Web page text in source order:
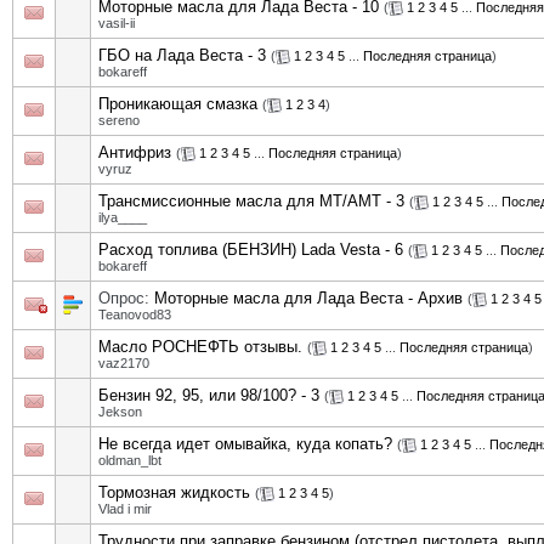
Моторные масла для Лада Веста - 10 ( 1 2 3 4 5
vasil-ii
ГБО на Лада Веста - 3 ( 1 2 3 4 5 Последняя страница)
bokareff
Проникающая смазка ( 1 2 3 4)
sereno
Антифриз ( 1 2 3 4 5 Последняя страница)
vyruz
Трансмиссионные масла для MT/АМТ - 3 ( 1 2 3 4 5
ilya____
Расход топлива (БЕНЗИН) Lada Vesta - 6 ( 1 2 3 4 5
bokareff
Опрос: Моторные масла для Лада Веста - Архив ( 1 2 3 4 5
Teanovod83
Масло РОСНЕФТЬ отзывы. ( 1 2 3 4 5 Последняя страница)
vaz2170
Бензин 92, 95, или 98/100? - 3 ( 1 2 3 4 5
Последняя страница
Jekson
Не всегда идет омывайка, куда копать? ( 1 2 3 4 5
oldman_lbt
Тормозная жидкость ( 1 2 3 4 5)
Vlad i mir